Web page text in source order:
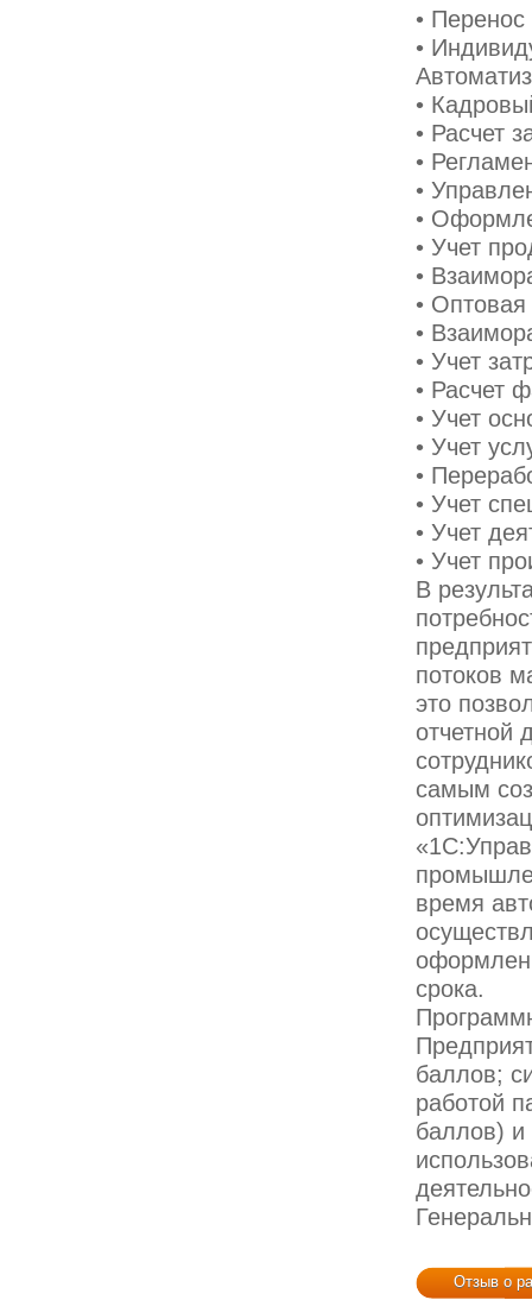
•
•
•
• Расчет
•
•
•
• Учет
•
• Оптовая
•
• Учет
• Расчет
• Учет
• Учет
•
• Учет
• Учет
• Учет
В
потоков
это
отчетной
самым
время
срока.
баллов;
работой
баллов) и
Отзыв о